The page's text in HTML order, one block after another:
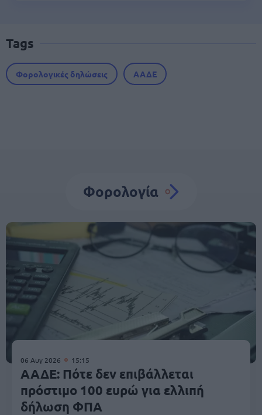
Tags
Φορολογικές δηλώσεις ΑΑΔΕ
Φορολογία
06 Αυγ 2026 15:15
ΑΑΔΕ: Πότε δεν επιβάλλεται
πρόστιμο 100 ευρώ για ελλιπή
δήλωση ΦΠΑ